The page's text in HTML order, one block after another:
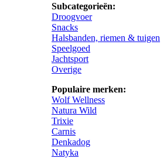
Subcategorieën:
Droogvoer
Snacks
Halsbanden, riemen & tuigen
Speelgoed
Jachtsport
Overige
Populaire merken:
Wolf Wellness
Natura Wild
Trixie
Carnis
Denkadog
Natyka